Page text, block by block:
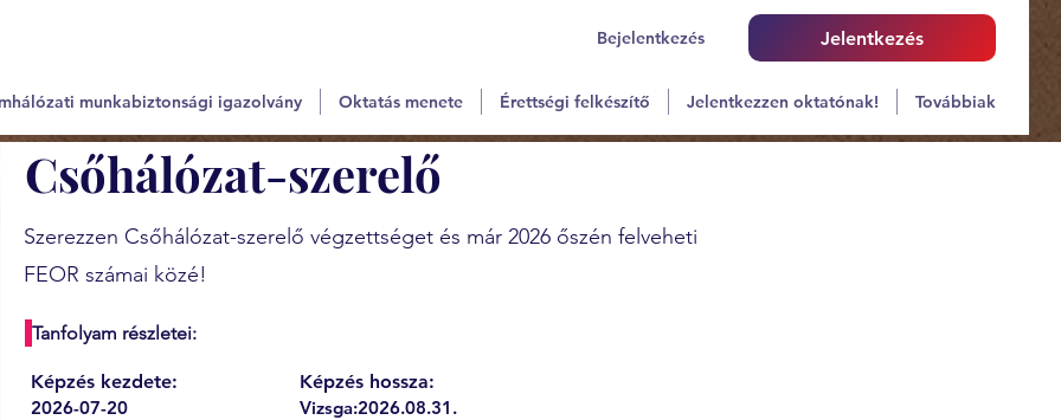
Bejelentkezés Jelentkezés
munkabiztonsági igazolvány Oktatás menete Érettségi felkészítő Jelentkezzen oktatónak! Továbbiak
Csőhálózat-szerelő
Szerezzen Csőhálózat-szerelő végzettséget és már 2026 őszén felveheti
FEOR számai közé!
Tanfolyam részletei:
Képzés kezdete:
2026-07-20
Képzés hossza:
Vizsga:2026.08.31.